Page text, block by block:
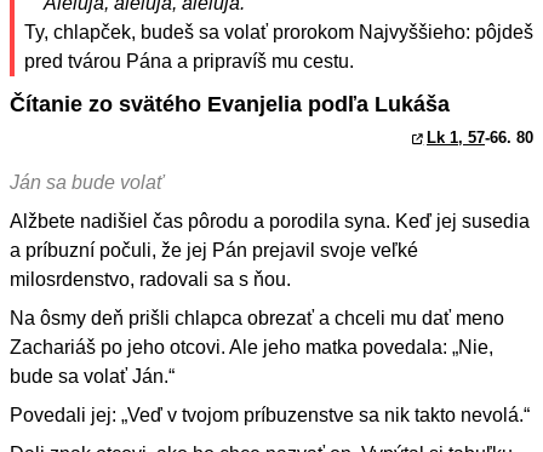
Ty, chlapček, budeš sa volať prorokom Najvyššieho: pôjdeš
pred tvárou Pána a pripravíš mu cestu.
Čítanie zo svätého Evanjelia podľa Lukáša
Lk 1, 57-66. 80
Ján sa bude volať
Alžbete nadišiel čas pôrodu a porodila syna. Keď jej susedia
a príbuzní počuli, že jej Pán prejavil svoje veľké
milosrdenstvo, radovali sa s ňou.
Na ôsmy deň prišli chlapca obrezať a chceli mu dať meno
Zachariáš po jeho otcovi. Ale jeho matka povedala: „Nie,
bude sa volať Ján.“
Povedali jej: „Veď v tvojom príbuzenstve sa nik takto nevolá.“